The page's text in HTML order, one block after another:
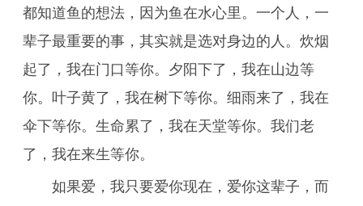
都知道鱼的想法，因为鱼在水心里。一个人，一
辈子最重要的事，其实就是选对身边的人。炊烟
起了，我在门口等你。夕阳下了，我在山边等
你。叶子黄了，我在树下等你。细雨来了，我在
伞下等你。生命累了，我在天堂等你。我们老
了，我在来生等你。
如果爱，我只要爱你现在，爱你这辈子，而